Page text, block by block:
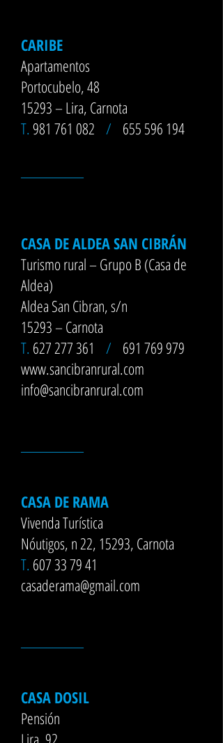
CARIBE
Apartamentos
Portocubelo, 48
15293 – Lira, Carnota
T. 981 761 082 / 655 596 194
CASA DE ALDEA SAN CIBRÁN
Turismo rural – Grupo B (Casa de
Aldea)
Aldea San Cibran, s/n
15293 – Carnota
T. 627 277 361 / 691 769 979
www.sancibranrural.com
info@sancibranrural.com
CASA DE RAMA
Vivenda Turística
Nóutigos, n 22, 15293, Carnota
T. 607 33 79 41
casaderama@gmail.com
CASA DOSIL
Pensión
Lira, 92